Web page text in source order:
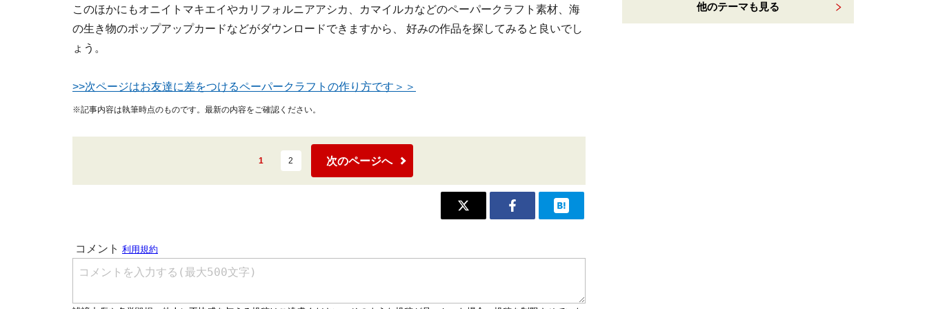
このほかにもオニイトマキエイやカリフォルニアアシカ、カマイルカなどのペーパークラフト素材、海
の生き物のポップアップカードなどがダウンロードできますから、 好みの作品を探してみると良いでし
ょう。
>>次ページはお友達に差をつけるペーパークラフトの作り方です＞＞
※記事内容は執筆時点のものです。最新の内容をご確認ください。
1 2 次のページへ
他のテーマも見る